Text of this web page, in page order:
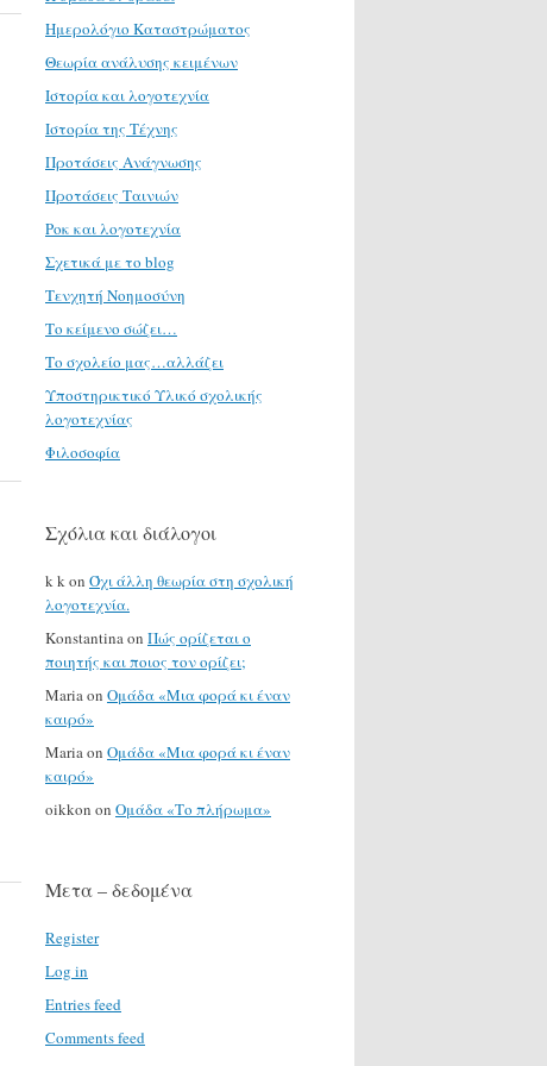
Ημερολόγιο Καταστρώματος
Θεωρία ανάλυσης κειμένων
Ιστορία και λογοτεχνία
Ιστορία της Τέχνης
Προτάσεις Ανάγνωσης
Προτάσεις Ταινιών
Ροκ και λογοτεχνία
Σχετικά με το blog
Τενχητή Νοημοσύνη
Το κείμενο σώζει…
Το σχολείο μας…αλλάζει
Υποστηρικτικό Υλικό σχολικής
λογοτεχνίας
Φιλοσοφία
Σχόλια και διάλογοι
k kon Όχι άλλη θεωρία στη σχολική
λογοτεχνία.
Konstantinaon Πώς ορίζεται ο
ποιητής και ποιος τον ορίζει;
Mariaon Ομάδα «Μια φορά κι έναν
καιρό»
Mariaon Ομάδα «Μια φορά κι έναν
καιρό»
oikkon on Ομάδα «Το πλήρωμα»
Μετα – δεδομένα
Register
Log in
Entries feed
Comments feed